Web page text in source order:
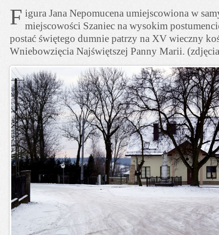
F igura Jana Nepomucena umiejscowiona w
miejscowości Szaniec na wysokim
postać świętego dumnie patrzy na XV wieczny
Wniebowzięcia Najświętszej Panny Marii.